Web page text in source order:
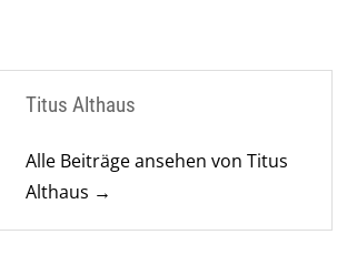
Titus Althaus
Alle Beiträge ansehen von Titus
Althaus →